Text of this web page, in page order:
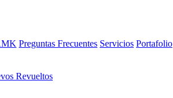
Preguntas Frecuentes Servicios Portafolio
Revueltos